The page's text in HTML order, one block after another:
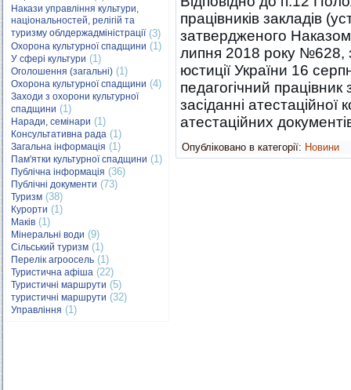
Накази управління культури,
національностей, релігій та
туризму облдержадміністрації(3)
Охорона культурної спадщини (1)
У сфері культури (1)
Оголошення (загальні) (1)
Охорона культурної спадщини (4)
Заходи з охорони культурної
спадщини (1)
Наради, семінари (1)
Консультативна рада (1)
Загальна інформація (1)
Пам'ятки культурної спадщини (1)
Публічна інформація (36)
Публічні документи (73)
Туризм (38)
Курорти (1)
Маків (1)
Мінеральні води (9)
Сільський туризм (1)
Перелік агроосель (1)
Туристична афіша (22)
Туристичні маршрути (5)
туристичні маршрути (32)
Управління (1)
працівників закладів
затвердженого Наказом
липня 2018 року №628,
юстиції України 16
педагогічний
засіданні атестаційної
атестаційних
Опубліковано в категорії: Новини